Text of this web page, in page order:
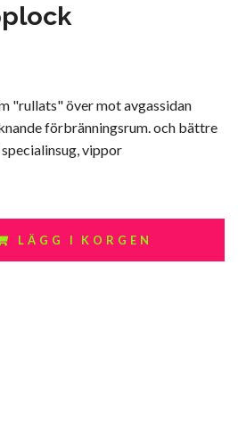
"rullats" över mot avgassidan
förbränningsrum. och bättre
vippor
LÄGG I KORGEN